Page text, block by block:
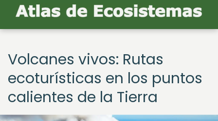
Volcanes vivos: Rutas
ecoturísticas en los puntos
calientes de la Tierra